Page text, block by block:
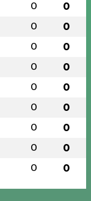
0 0
0 0
0 0
0 0
0 0
0 0
0 0
0 0
0 0